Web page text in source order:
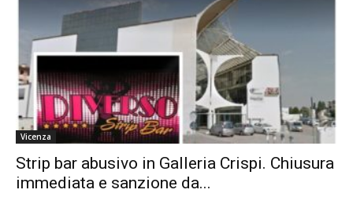
Vicenza
Strip bar abusivo in Galleria Crispi. Chiusura
immediata e sanzione da...